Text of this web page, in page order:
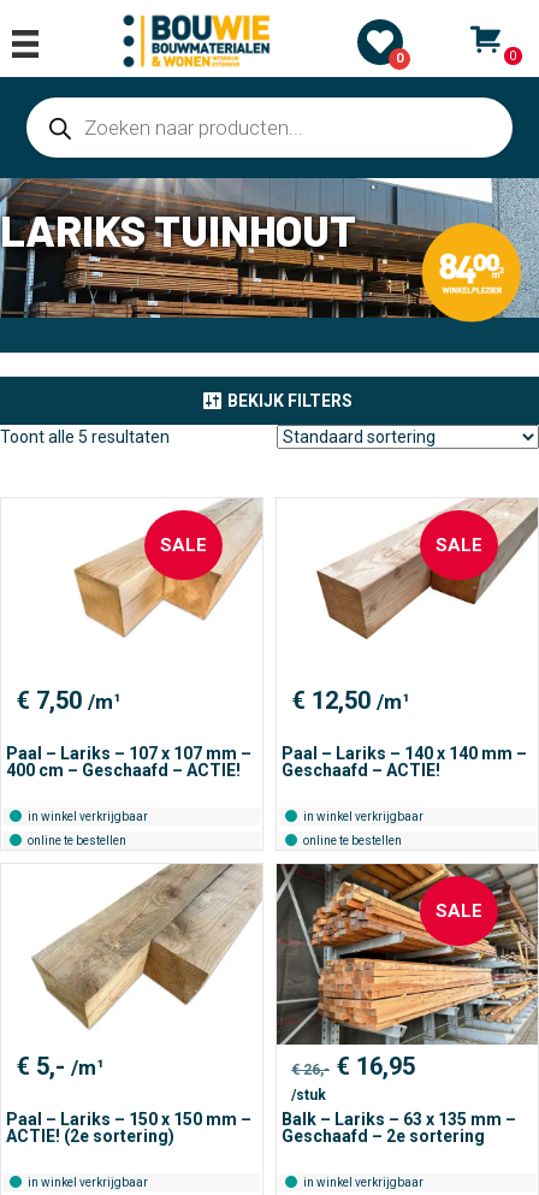
0 0
Producten
zoeken
LARIKS TUINHOUT
BEKIJK FILTERS
Toont alle 5 resultaten
SALE
€ 7,50 /m¹
Paal – Lariks – 107 x 107 mm –
400 cm – Geschaafd – ACTIE!
in winkel verkrijgbaar
online te bestellen
SALE
€ 12,50 /m¹
Paal – Lariks – 140 x 140 mm –
Geschaafd – ACTIE!
in winkel verkrijgbaar
online te bestellen
€ 5,- /m¹
Paal – Lariks – 150 x 150 mm –
ACTIE! (2e sortering)
in winkel verkrijgbaar
SALE
€26,- Oorspronkelijke
prijs
€ 26,-.
€ 16,95Huidige
€ 16,95.
/stuk
Balk – Lariks – 63 x 135 mm –
Geschaafd – 2e sortering
in winkel verkrijgbaar